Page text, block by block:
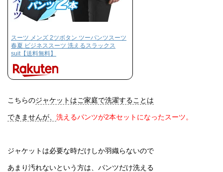
スーツ メンズ 2ツボタン ツーパンツスーツ
春夏 ビジネススーツ 洗えるスラックス
suit【送料無料】
こちらのジャケットはご家庭で洗濯することは
できませんが、 洗えるパンツが2本セットになったスーツ。
ジャケットは必要な時だけしか羽織らないので
あまり汚れないという方は、パンツだけ洗える